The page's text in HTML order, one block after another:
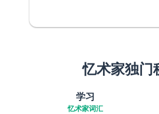
忆术家独门
学习
忆术家词汇